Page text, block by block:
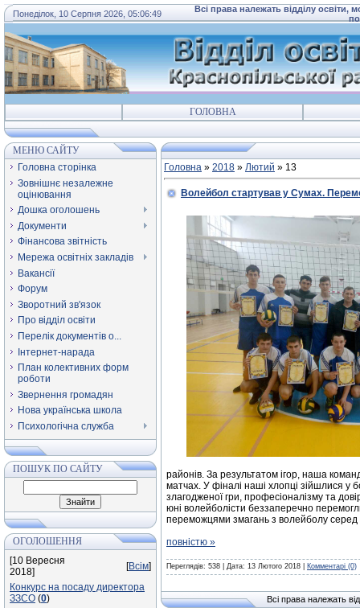
Понеділок, 10 Серпня 2026, 05:06:49
Всі права належать відділу освіти,
ГОЛОВНА
МЕНЮ САЙТУ
Головна сторінка
Зовнішнє незалежне
оцінювання
Дошка оголошень
Документи
Фінансова звітність
Мережа освітніх закладів
Вакансії
Форум
Зворотний зв'язок
Про відділ освіти
Перелік документів о...
Інтернет-нарада
План колективних форм
роботи
Звернення громадян
Нова українська школа
Психологічна служба
ПОШУК ПО САЙТУ
ОГОЛОШЕННЯ
[10 Вересня
2018]
[Всім]
Конкурс на посаду директора
ЗЗСО (0)
Головна » 2018 » Лютий » 13
Волейбол стартував у Сумах.
районів. За результатом ігор, наша
матчах. У фіналі наші хлопці зійшлися у
злагодженої гри, професіоналізму та
юні волейболісти беззаперечно
переможцями змагань з волейболу
повністю »
Переглядів: 538 | Дата: 13 Лютого 2018 Комментарі (0)
Всі права належать